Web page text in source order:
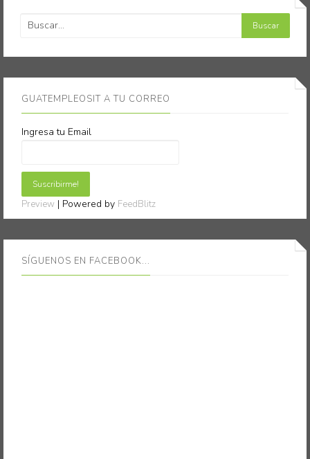
GUATEMPLEOSIT A TU CORREO
Ingresa tu Email
Preview | Powered by FeedBlitz
SÍGUENOS EN FACEBOOK...